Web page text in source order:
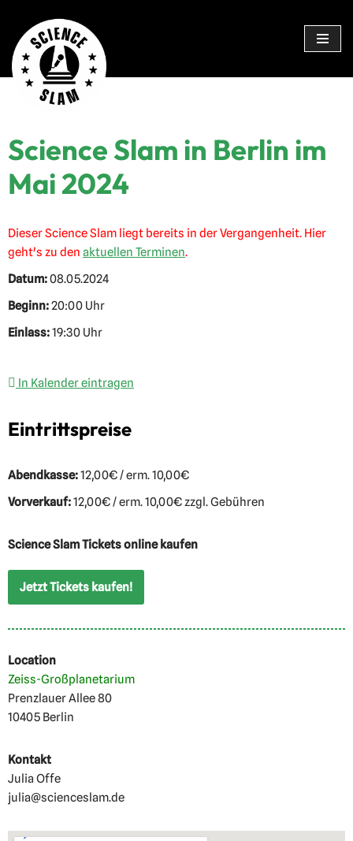
Zum
Inhalt
springen
Science Slam in Berlin im
Mai 2024
Dieser Science Slam liegt bereits in der Vergangenheit. Hier
geht's zu den aktuellen Terminen.
Datum:08.05.2024
Beginn:20:00 Uhr
Einlass:19:30 Uhr
In Kalender eintragen
Eintrittspreise
Abendkasse:12,00€ / erm. 10,00€
Vorverkauf:12,00€ / erm. 10,00€ zzgl. Gebühren
Science Slam Tickets online kaufen
Jetzt Tickets kaufen!
Location
Zeiss-Großplanetarium
Prenzlauer Allee 80
10405 Berlin
Kontakt
Julia Offe
julia@scienceslam.de